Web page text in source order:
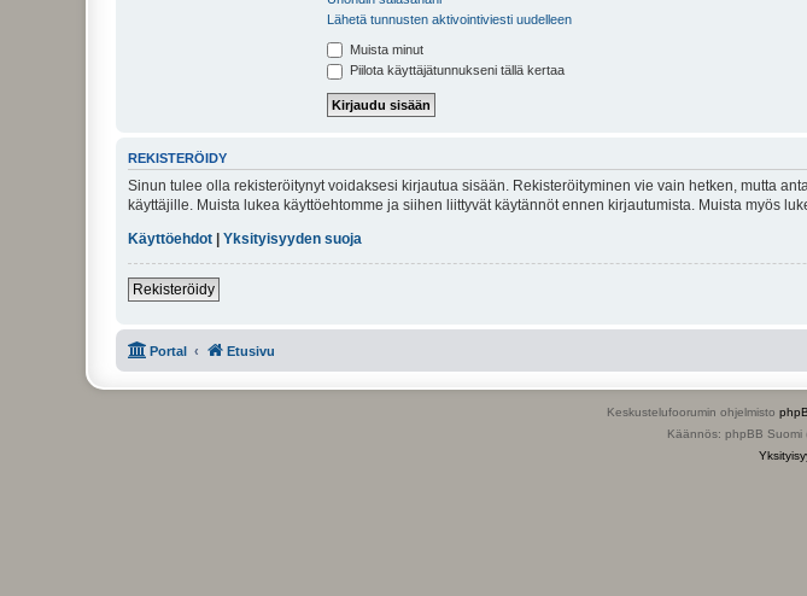
Lähetä tunnusten aktivointiviesti uudelleen
Muista minut
Piilota käyttäjätunnukseni tällä kertaa
REKISTERÖIDY
Sinun tulee olla rekisteröitynyt voidaksesi kirjautua sisään. Rekisteröityminen vie vain hetken, mutta
käyttäjille. Muista lukea käyttöehtomme ja siihen liittyvät käytännöt ennen kirjautumista. Muista myös
Käyttöehdot
Yksityisyyden suoja
Rekisteröidy
Portal Etusivu
Keskustelufoorumin ohjelmisto
Käännös: phpBB Suomi